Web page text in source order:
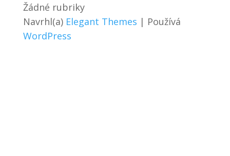
Žádné rubriky
Navrhl(a) Elegant Themes | Používá
WordPress